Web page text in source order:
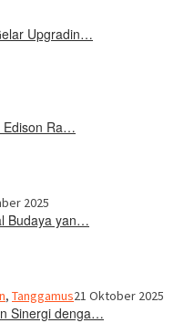
Upgradin…
Edison Ra…
2025
Budaya yan…
, Tanggamus21 Oktober 2025
Sinergi denga…